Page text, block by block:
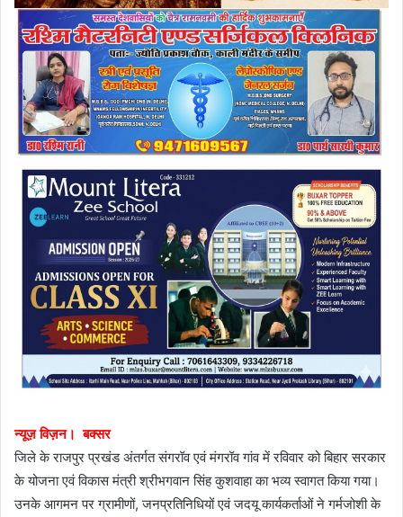
न्यूज़ विज़न। बक्सर
जिले के राजपुर प्रखंड अंतर्गत संगरॉव एवं मंगरॉव गांव में रविवार को बिहार सरकार
के योजना एवं विकास मंत्री श्रीभगवान सिंह कुशवाहा का भव्य स्वागत किया गया।
उनके आगमन पर ग्रामीणों, जनप्रतिनिधियों एवं जदयू कार्यकर्ताओं ने गर्मजोशी के